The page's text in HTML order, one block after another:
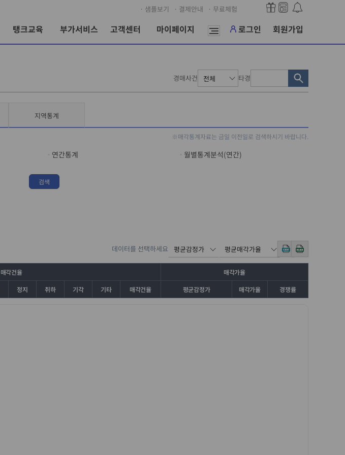
· 샘플보기 · 결제안내 · 무료체험
탱크교육 부가서비스 고객센터 마이페이지 로그인 회원가입
경매사건 타경
지역통계
※매각통계자료는 금일 이전일로 검색하시기 바랍니다.
연간통계 월별통계분석(연간)
검색
데이터를 선택하세요
매각건율
매각가율
정지 취하 기각 기타 매각건율 평균감정가 매각가율 경쟁률